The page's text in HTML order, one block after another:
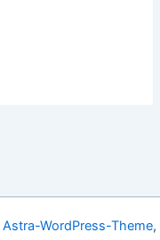
Astra-WordPress-Theme,